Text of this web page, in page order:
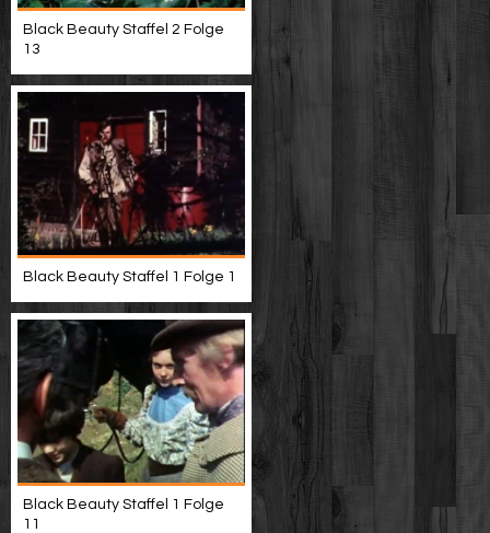
Black Beauty Staffel 2 Folge
13
Black Beauty Staffel 1 Folge 1
Black Beauty Staffel 1 Folge
11